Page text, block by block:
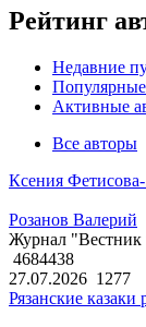
Рейтинг
Недавние
Активные
Все авторы
Ксения
Розанов Валерий
Журнал "Вестник
4684438
27.07.2026 1277
Рязанские